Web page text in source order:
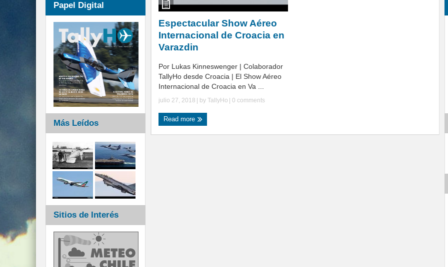
Espectacular Show Aéreo
Internacional de Croacia en
Varazdin
Por Lukas Kinneswenger | Colaborador
TallyHo desde Croacia | El Show Aéreo
Internacional de Croacia en Va ...
julio 27, 2018 | by TallyHo 0 comments
Read more
Papel Digital
Más Leídos
Sitios de Interés